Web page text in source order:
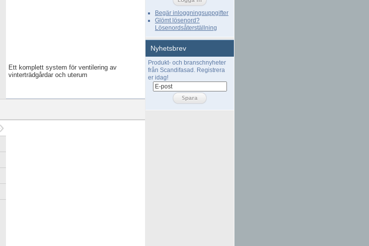
Ett komplett system för ventilering av
vinterträdgårdar och uterum
Begär inloggningsuppgifter
Glömt lösenord?
Lösenordsåterställning
Nyhetsbrev
Produkt- och branschnyheter
från Scandifasad. Registrera
er idag!